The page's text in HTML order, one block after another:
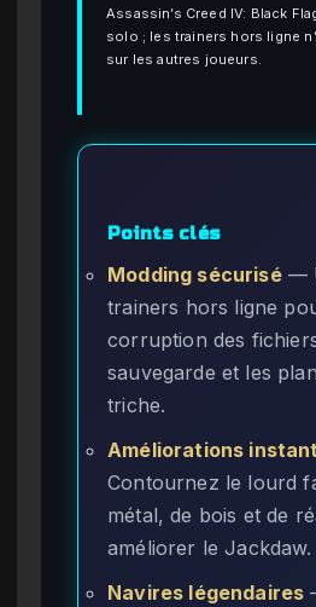
Assassin’s Creed IV: Black
solo ; les trainers hors ligne
sur les autres joueurs.
Points clés
Modding sécurisé—
trainers hors ligne
corruption des
sauvegarde et les
triche.
Améliorations
Contournez le lourd
métal, de bois et de
améliorer le Jackdaw.
Navires légendaires